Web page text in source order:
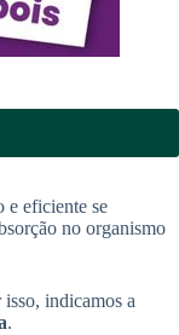
e eficiente se
no organismo
isso, indicamos a
.